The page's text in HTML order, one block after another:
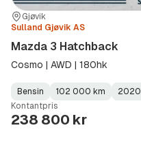
Sted:
Gjøvik
Forhandler:
Sulland Gjøvik AS
Mazda 3 Hatchback
Cosmo | AWD | 180hk
Fuel
Type:
Bensin
Kilometerstand:
102 000 km
Model
Year:
2020
Gearbox
Type:
Kontantpris
238 800 kr